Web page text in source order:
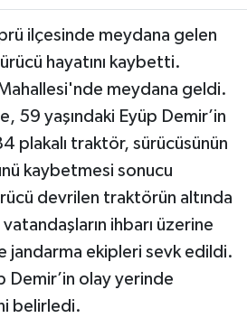
ilçesinde meydana gelen
hayatını kaybetti.
meydana geldi.
59 yaşındaki Eyüp Demir’in
plakalı traktör, sürücüsünün
kaybetmesi sonucu
devrilen traktörün altında
ihbarı üzerine
jandarma ekipleri sevk edildi.
Demir’in olay yerinde
belirledi.